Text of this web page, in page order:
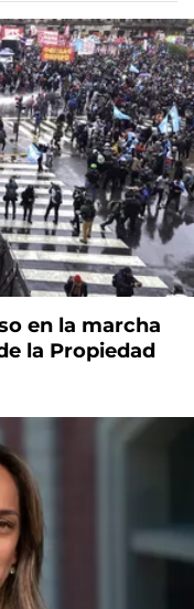
en la marcha
la Propiedad